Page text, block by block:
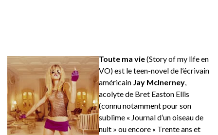
Toute ma vie(Story of my life en
VO) est le teen-novel de l’écrivain
américain Jay McInerney
acolyte de Bret Easton Ellis
(connu notamment pour son
sublime « Journal d’un oiseau de
nuit » ou encore « Trente ans et